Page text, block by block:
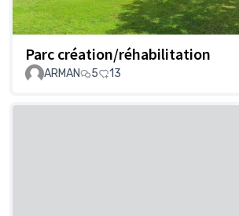
Parc création/réhabilitation
ARMAN
5 13